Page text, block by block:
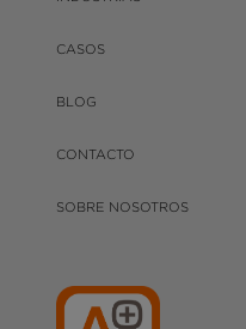
CASOS
BLOG
CONTACTO
SOBRE NOSOTROS